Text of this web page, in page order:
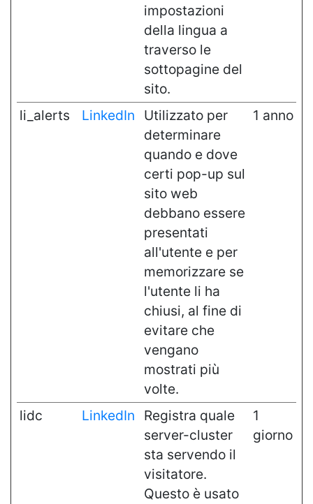
impostazioni
della lingua a
traverso le
sottopagine del
sito.
li_alerts LinkedIn
Utilizzato per
determinare
quando e dove
certi pop-up sul
sito web
debbano essere
presentati
all'utente e per
memorizzare se
l'utente li ha
chiusi, al fine di
evitare che
vengano
mostrati più
volte.
1 anno
lidc LinkedIn
Registra quale
server-cluster
sta servendo il
visitatore.
Questo è usato
1
giorno